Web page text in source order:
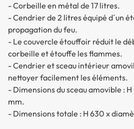
- Corbeille en métal de 17 litres.
- Cendrier de 2 litres équipé d´un
propagation du feu.
- Le couvercle étouffoir réduit le
corbeille et étouffe les flammes.
- Cendrier et sceau intérieur
nettoyer facilement les éléments.
- Dimensions du sceau amovible :
mm.
- Dimensions totale : H 630 x